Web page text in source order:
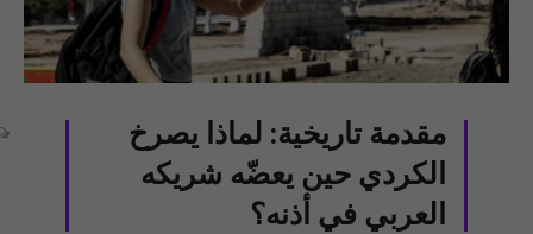
مقدمة تاريخية: لماذا يصرخ
الكردي حين يعضّه شريكه
العربي في أذنه؟